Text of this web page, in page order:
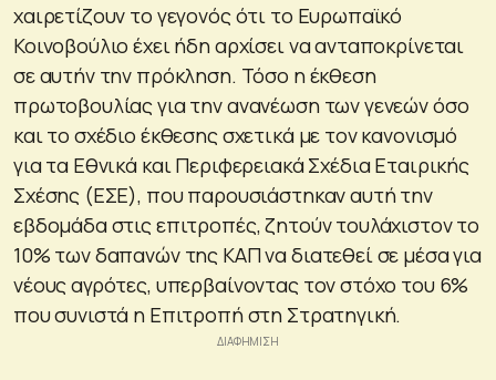
χαιρετίζουν το γεγονός ότι το Ευρωπαϊκό
Κοινοβούλιο έχει ήδη αρχίσει να ανταποκρίνεται
σε αυτήν την πρόκληση. Τόσο η έκθεση
πρωτοβουλίας για την ανανέωση των γενεών όσο
και το σχέδιο έκθεσης σχετικά με τον κανονισμό
για τα Εθνικά και Περιφερειακά Σχέδια Εταιρικής
Σχέσης (ΕΣΕ), που παρουσιάστηκαν αυτή την
εβδομάδα στις επιτροπές, ζητούν τουλάχιστον το
10% των δαπανών της ΚΑΠ να διατεθεί σε μέσα για
νέους αγρότες, υπερβαίνοντας τον στόχο του 6%
που συνιστά η Επιτροπή στη Στρατηγική.